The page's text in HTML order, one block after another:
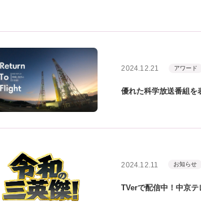
2024.12.21 アワード
優れた科学放送番組を
2024.12.11 お知らせ
TVerで配信中！中京テ